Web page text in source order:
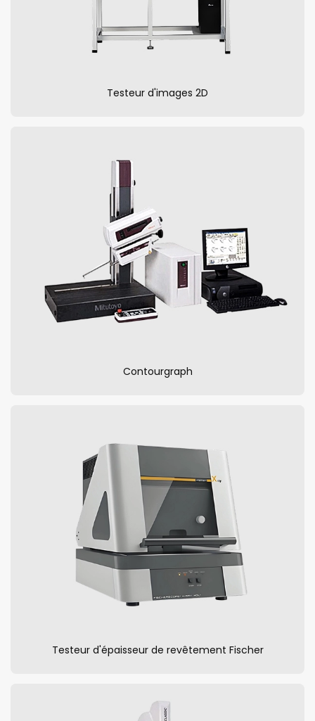
Testeur d'images 2D
Contourgraph
Testeur d'épaisseur de revêtement Fischer